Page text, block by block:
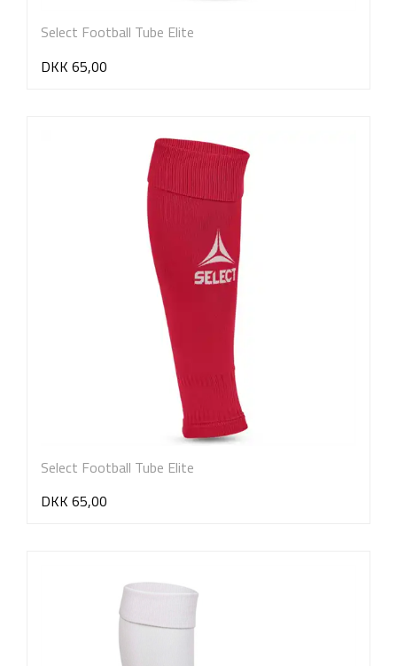
Select Football Tube Elite
DKK 65,00
Select Football Tube Elite
DKK 65,00